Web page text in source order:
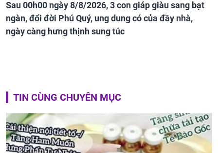
Sau 00h00 ngày 8/8/2026, 3 con giáp giàu sang bạt
ngàn, đổi đời Phú Quý, ung dung có của đầy nhà,
ngày càng hưng thịnh sung túc
TIN CÙNG CHUYÊN MỤC